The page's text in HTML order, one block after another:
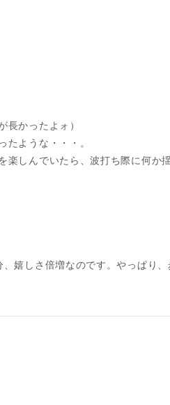
長かったよォ）
たような・・・。
しんでいたら、波打ち際に何か
嬉しさ倍増なのです。やっぱり、